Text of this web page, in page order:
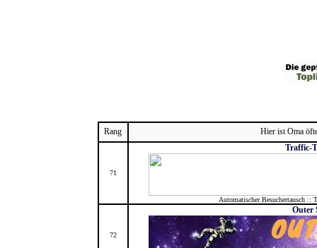
Rang Hier ist Oma
71
Traffic-
Automatischer Besuchertausch ::
72
Outer